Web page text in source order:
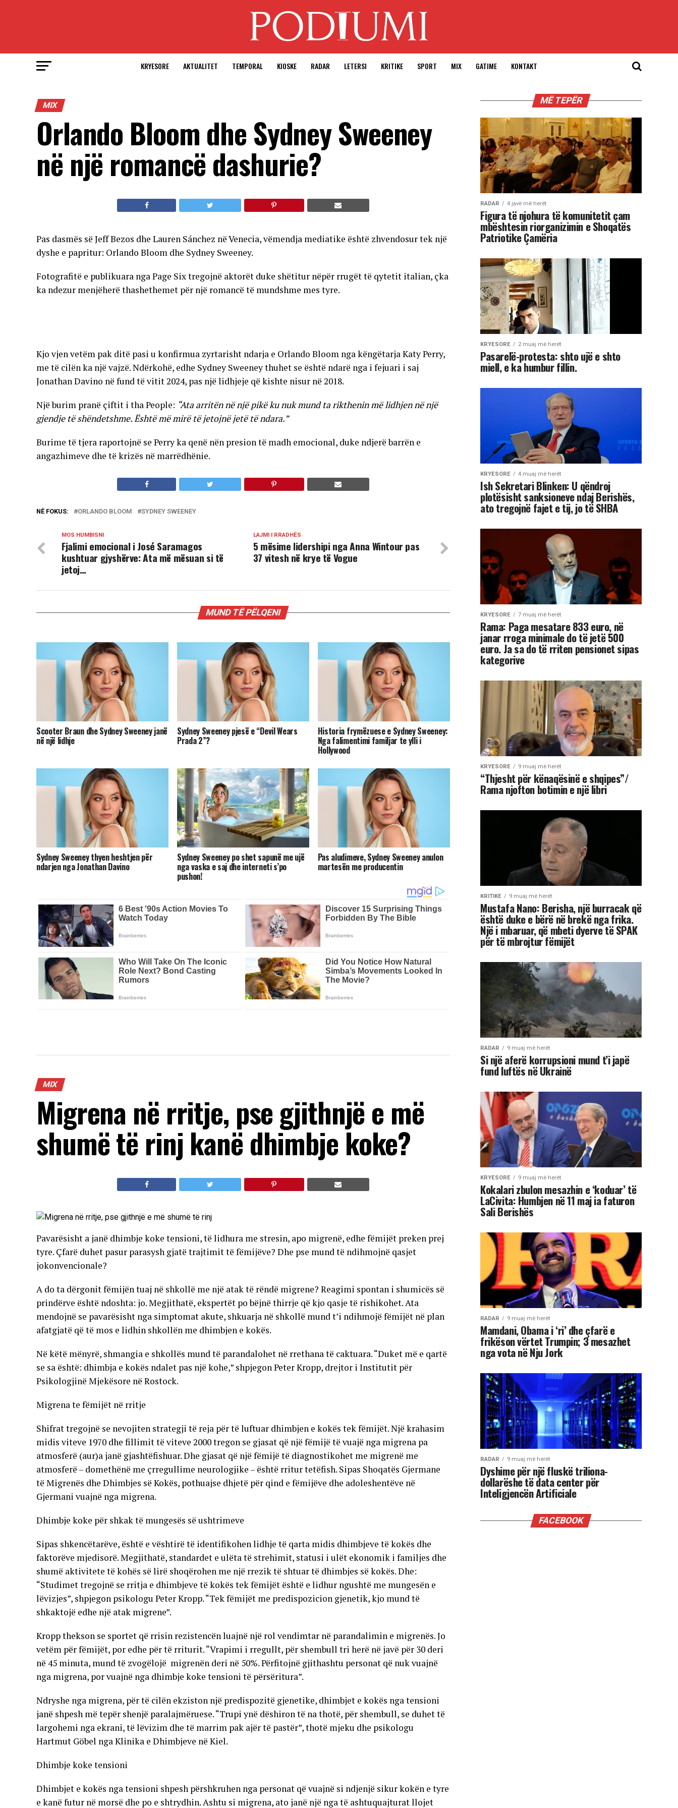
KRYESORE AKTUALITET TEMPORAL KIOSKE RADAR LETERSI KRITIKE SPORT MIX GATIME KONTAKT
MIX
Orlando Bloom dhe Sydney Sweeney
në një romancë dashurie?
Pas dasmës së Jeff Bezos dhe Lauren Sánchez në Venecia, vëmendja mediatike është zhvendosur tek një
dyshe e papritur: Orlando Bloom dhe Sydney Sweeney.
Fotografitë e publikuara nga Page Six tregojnë aktorët duke shëtitur nëpër rrugët të qytetit italian, çka
ka ndezur menjëherë thashethemet për një romancë të mundshme mes tyre.
Kjo vjen vetëm pak ditë pasi u konfirmua zyrtarisht ndarja e Orlando Bloom nga këngëtarja Katy Perry,
me të cilën ka një vajzë. Ndërkohë, edhe Sydney Sweeney thuhet se është ndarë nga i fejuari i saj
Jonathan Davino në fund të vitit 2024, pas një lidhjeje që kishte nisur në 2018.
Një burim pranë çiftit i tha People: “Ata arritën në një pikë ku nuk mund ta rikthenin më lidhjen në një
gjendje të shëndetshme. Është më mirë të jetojnë jetë të ndara.”
Burime të tjera raportojnë se Perry ka qenë nën presion të madh emocional, duke ndjerë barrën e
angazhimeve dhe të krizës në marrëdhënie.
NË FOKUS: ORLANDO BLOOM SYDNEY SWEENEY
LAJMI I RRADHËS
5 mësime lidershipi nga Anna Wintour pas
37 vitesh në krye të Vogue
MOS HUMBISNI
Fjalimi emocional i José Saramagos
kushtuar gjyshërve: Ata më mësuan si të
jetoj…
MUND TË PËLQENI
Scooter Braun dhe Sydney Sweeney janë
në një lidhje
Sydney Sweeney pjesë e “Devil Wears
Prada 2”?
Historia frymëzuese e Sydney Sweeney:
Nga falimentimi familjar te ylli i
Hollywood
Sydney Sweeney thyen heshtjen për
ndarjen nga Jonathan Davino
Sydney Sweeney po shet sapunë me ujë
nga vaska e saj dhe interneti s’po
pushon!
Pas aludimeve, Sydney Sweeney anulon
martesën me producentin
MIX
Migrena në rritje, pse gjithnjë e më
shumë të rinj kanë dhimbje koke?
Pavarësisht a janë dhimbje koke tensioni, të lidhura me stresin, apo migrenë, edhe fëmijët preken prej
tyre. Çfarë duhet pasur parasysh gjatë trajtimit të fëmijëve? Dhe pse mund të ndihmojnë qasjet
jokonvencionale?
A do ta dërgonit fëmijën tuaj në shkollë me një atak të rëndë migrene? Reagimi spontan i shumicës së
prindërve është ndoshta: jo. Megjithatë, ekspertët po bëjnë thirrje që kjo qasje të rishikohet. Ata
mendojnë se pavarësisht nga simptomat akute, shkuarja në shkollë mund t’i ndihmojë fëmijët në plan
afatgjatë që të mos e lidhin shkollën me dhimbjen e kokës.
Në këtë mënyrë, shmangia e shkollës mund të parandalohet në rrethana të caktuara. “Duket më e qartë
se sa është: dhimbja e kokës ndalet pas një kohe,” shpjegon Peter Kropp, drejtor i Institutit për
Psikologjinë Mjekësore në Rostock.
Migrena te fëmijët në rritje
Shifrat tregojnë se nevojiten strategji të reja për të luftuar dhimbjen e kokës tek fëmijët. Një krahasim
midis viteve 1970 dhe fillimit të viteve 2000 tregon se gjasat që një fëmijë të vuajë nga migrena pa
atmosferë (aur)a janë gjashtëfishuar. Dhe gjasat që një fëmijë të diagnostikohet me migrenë me
atmosferë – domethënë me çrregullime neurologjike – është rritur tetëfish. Sipas Shoqatës Gjermane
të Migrenës dhe Dhimbjes së Kokës, pothuajse dhjetë për qind e fëmijëve dhe adoleshentëve në
Gjermani vuajnë nga migrena.
Dhimbje koke për shkak të mungesës së ushtrimeve
Sipas shkencëtarëve, është e vështirë të identifikohen lidhje të qarta midis dhimbjeve të kokës dhe
faktorëve mjedisorë. Megjithatë, standardet e ulëta të strehimit, statusi i ulët ekonomik i familjes dhe
shumë aktivitete të kohës së lirë shoqërohen me një rrezik të shtuar të dhimbjes së kokës. Dhe:
“Studimet tregojnë se rritja e dhimbjeve të kokës tek fëmijët është e lidhur ngushtë me mungesën e
lëvizjes”, shpjegon psikologu Peter Kropp. “Tek fëmijët me predispozicion gjenetik, kjo mund të
shkaktojë edhe një atak migrene”.
Kropp thekson se sportet që rrisin rezistencën luajnë një rol vendimtar në parandalimin e migrenës. Jo
vetëm për fëmijët, por edhe për të rriturit. “Vrapimi i rregullt, për shembull tri herë në javë për 30 deri
në 45 minuta, mund të zvogëlojë migrenën deri në 50%. Përfitojnë gjithashtu personat që nuk vuajnë
nga migrena, por vuajnë nga dhimbje koke tensioni të përsëritura”.
Ndryshe nga migrena, për të cilën ekziston një predispozitë gjenetike, dhimbjet e kokës nga tensioni
janë shpesh më tepër shenjë paralajmëruese. “Trupi ynë dëshiron të na thotë, për shembull, se duhet të
largohemi nga ekrani, të lëvizim dhe të marrim pak ajër të pastër”, thotë mjeku dhe psikologu
Hartmut Göbel nga Klinika e Dhimbjeve në Kiel.
Dhimbje koke tensioni
Dhimbjet e kokës nga tensioni shpesh përshkruhen nga personat që vuajnë si ndjenjë sikur kokën e tyre
e kanë futur në morsë dhe po e shtrydhin. Ashtu si migrena, ato janë një nga të ashtuquajturat llojet
MË TEPËR
RADAR 4 javë më herët
Figura të njohura të komunitetit çam
mbështesin riorganizimin e Shoqatës
Patriotike Çamëria
KRYESORE 2 muaj më herët
Pasarelë-protesta: shto ujë e shto
miell, e ka humbur fillin.
KRYESORE 4 muaj më herët
Ish Sekretari Blinken: U qëndroj
plotësisht sanksioneve ndaj Berishës,
ato tregojnë fajet e tij, jo të SHBA
KRYESORE 7 muaj më herët
Rama: Paga mesatare 833 euro, në
janar rroga minimale do të jetë 500
euro. Ja sa do të rriten pensionet sipas
kategorive
KRYESORE 9 muaj më herët
“Thjesht për kënaqësinë e shqipes”/
Rama njofton botimin e një libri
KRITIKE 9 muaj më herët
Mustafa Nano: Berisha, një burracak që
është duke e bërë në brekë nga frika.
Një i mbaruar, që mbeti dyerve të SPAK
për të mbrojtur fëmijët
RADAR 9 muaj më herët
Si një aferë korrupsioni mund t’i japë
fund luftës në Ukrainë
KRYESORE 9 muaj më herët
Kokalari zbulon mesazhin e ‘koduar’ të
LaCivita: Humbjen në 11 maj ia faturon
Sali Berishës
RADAR 9 muaj më herët
Mamdani, Obama i ‘ri’ dhe çfarë e
frikëson vërtet Trumpin; 3 mesazhet
nga vota në Nju Jork
RADAR 9 muaj më herët
Dyshime për një fluskë triliona-
dollarëshe të data center për
Inteligjencën Artificiale
FACEBOOK